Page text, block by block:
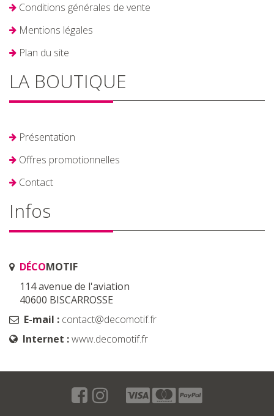
Conditions générales de vente
Mentions légales
Plan du site
LA BOUTIQUE
Présentation
Offres promotionnelles
Contact
Infos
DÉCOMOTIF
114 avenue de l'aviation
40600 BISCARROSSE
E-mail : contact@decomotif.fr
Internet :www.decomotif.fr